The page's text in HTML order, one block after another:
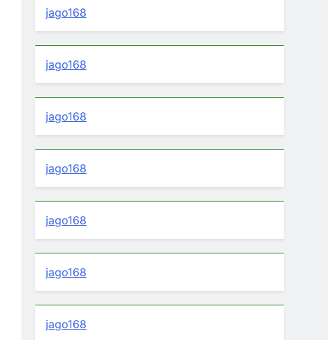
jago168
jago168
jago168
jago168
jago168
jago168
jago168